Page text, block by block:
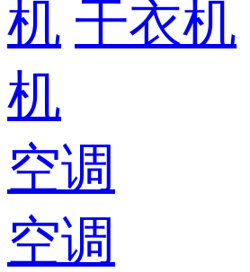
机 干衣机
机
空调
空调